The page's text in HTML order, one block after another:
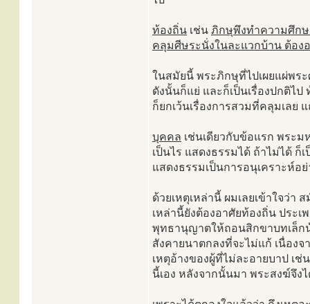
ท้องถิ่น เช่น ภิกษุพึงทำความศึกษ
คลุมศีษระนั่งในละแวกบ้าน ต้อง
ในสมัยนี้ พระภิกษุที่ไปเผยแผ่พร
ดังนั้นก็แย่ และก็เป็นเรื่องปกติไป
ก็ยกเว้นเรื่องการสวมที่คลุมเล
บุคคล เช่นเดียวกับข้อแรก พระม
เป็นไร แสดงธรรมได้ ถ้าไม่ได้ ก็
แสดงธรรมเป็นการอนุเคราะห์อ
ด้วยเหตุเหล่านี้ ผมเลยเข้าใจว่า
เหล่านี้ยังต้องอาศัยท้องถิ่น ประ
พุทธานุญาตให้ถอนสิกขาบทเล็ก
สังคายนาตกลงที่จะไม่แก้ เนื่อง
เหตุอ้างของผู้ที่ไม่ละอายบาป เช่
นี้เอง หลังจากนั้นมา พระสงฆ์จึง